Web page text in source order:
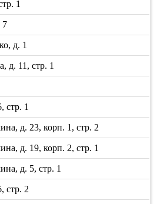
1
7
д. 1
д. 11, стр. 1
стр. 1
д. 23, корп. 1, стр. 2
д. 19, корп. 2, стр. 1
д. 5, стр. 1
стр. 2